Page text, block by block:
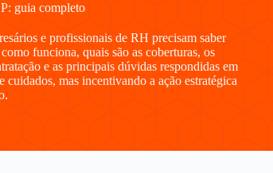
guia completo
e profissionais de RH precisam saber
funciona, quais são as coberturas, os
e as principais dúvidas respondidas em
mas incentivando a ação estratégica